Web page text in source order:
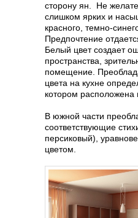
сторону ян. Не
слишком ярких и
красного, темно-
Предпочтение
Белый цвет создает
пространства,
помещение.
цвета на кухне
котором расположена
В южной части
соответствующие
персиковый),
цветом.